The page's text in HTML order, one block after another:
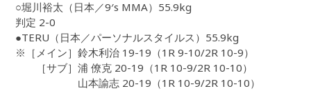
○堀川裕太（日本／9′s MMA）55.9kg
判定 2-0
●TERU（日本／パーソナルスタイルス）55.9kg
※［メイン］鈴木利治 19-19（1R 9-10/2R 10-9）
［サブ］浦 僚克 20-19（1R 10-9/2R 10-10）
山本諭志 20-19（1R 10-9/2R 10-10）